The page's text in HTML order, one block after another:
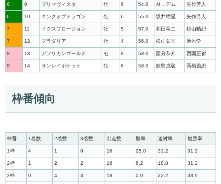
6 9 プリマヴィスタ 牡 6 54.0 Ｍ．デム 矢作芳人
6 10 キングオブドラゴン 牡 6 55.0 坂井瑠星 矢作芳人
7 11 イクスプロージョン 牡 5 57.0 和田竜二 杉山晴紀
7 12 プラダリア 牡 4 56.0 松山弘平 池添学
8 13 アフリカンゴールド セ 8 58.0 国分恭介 西園正都
8 14 サンレイポケット 牡 8 58.0 鮫島克駿 高橋義忠
枠番傾向
枠番 1着数 2着数 3着数 出走数 勝率 連対率 複勝率
1枠 4 1 0 16 25.0 31.2 31.2
2枠 1 2 2 16 6.2 18.8 31.2
3枠 0 4 3 18 0.0 22.2 38.9